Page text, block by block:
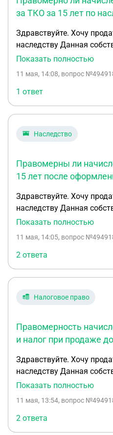
за ТКО за 15 лет по
Здравствуйте. Хочу продать дом перешедший по
наследству Данная собственность
месяца) Свидетельство о праве на наследство
в этом году. Сейчас пришла задолженность за
услуги: тко Кампания рассчитала их за 15 лет,
подскажите правильно ли это? Разве
не приходят за
Показать полностью
11 мая, 14:08, вопрос
1 ответ
Наследство
Правомерны ли
15 лет после
Здравствуйте. Хочу продать дом перешедший по
наследству Данная собственность
месяца) Свидетельство о праве на наследство
в этом году. Сейчас пришла задолженность за
услуги: тко Кампания рассчитала их за все 15 лет,
подскажите правильно ли это? Разве
не приходят за
Показать полностью
11 мая, 14:05, вопрос
2 ответа
Налоговое право
Правомерность
и налог при продаже
Здравствуйте. Хочу продать дом перешедший по
наследству Данная собственность
месяца) Свидетельство о праве на наследство
в этом году. Сейчас пришла задолженность за
услуги: тко Кампания рассчитала их за 15 лет,
подскажите правильно ли это? Разве
Показать полностью
11 мая, 13:54, вопрос
2 ответа